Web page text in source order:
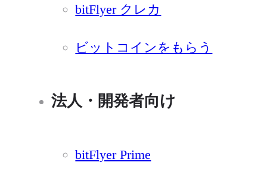
bitFlyer クレカ
ビットコインをもらう
法人・開発者向け
bitFlyer Prime